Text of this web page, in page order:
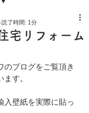
宅リフォーム
読了時間: 1分
のブログをご覧頂き
す。
入壁紙を実際に貼っ